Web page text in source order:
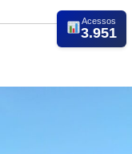
Acessos
3.951